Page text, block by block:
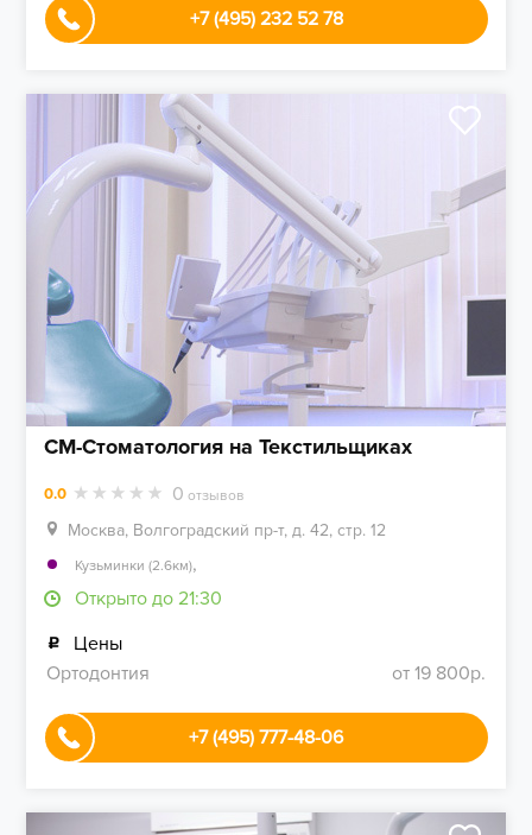
+7 (495) 232 52 78
СМ-Стоматология на Текстильщиках
0.0 0 отзывов
Москва, Волгоградский пр-т, д. 42, стр. 12
Кузьминки (2.6км),
Открыто до 21:30
Цены
Ортодонтия
от 19 800р.
+7 (495) 777-48-06